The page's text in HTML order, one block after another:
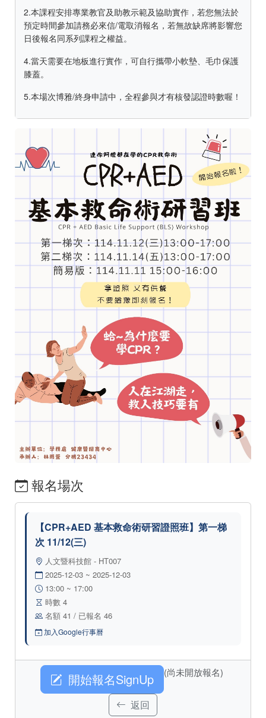
2.本課程安排專業教官及助教示範及協助實作，若您無法於
預定時間參加請務必來信/電取消報名，若無故缺席將影響您
日後報名同系列課程之權益。
4.當天需要在地板進行實作，可自行攜帶小軟墊、毛巾保護
膝蓋。
5.本場次博雅/終身申請中，全程參與才有核發認證時數喔！
報名場次
【CPR+AED 基本救命術研習證照班】第一梯
次 11/12(三)
人文暨科技館 - HT007
2025-12-03 ~ 2025-12-03
13:00 ~ 17:00
時數 4
名額 41 / 已報名 46
加入Google行事曆
開始報名SignUp (尚未開放報名)
返回